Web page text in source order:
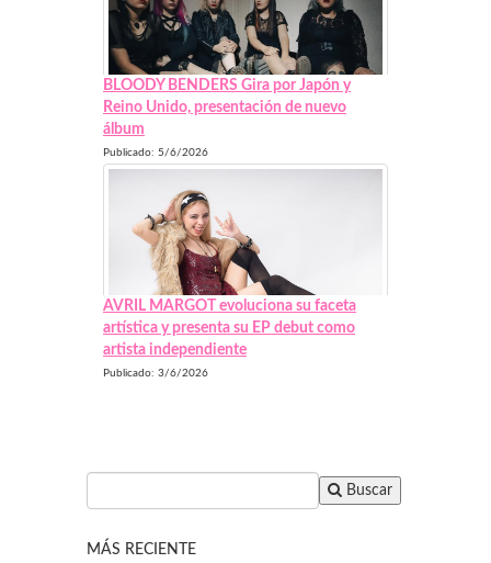
BLOODY BENDERS Gira por Japón y
Reino Unido, presentación de nuevo
álbum
Publicado: 5/6/2026
AVRIL MARGOT evoluciona su faceta
artística y presenta su EP debut como
artista independiente
Publicado: 3/6/2026
Buscar
MÁS RECIENTE